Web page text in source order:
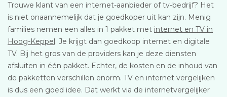
Trouwe klant van een internet-aanbieder of tv-bedrijf? Het
is niet onaannemelijk dat je goedkoper uit kan zijn. Menig
families nemen een alles in 1 pakket met internet en TV in
Hoog-Keppel. Je krijgt dan goedkoop internet en digitale
TV. Bij het gros van de providers kan je deze diensten
afsluiten in één pakket. Echter, de kosten en de inhoud van
de pakketten verschillen enorm. TV en internet vergelijken
is dus een goed idee. Dat werkt via de internetvergelijker